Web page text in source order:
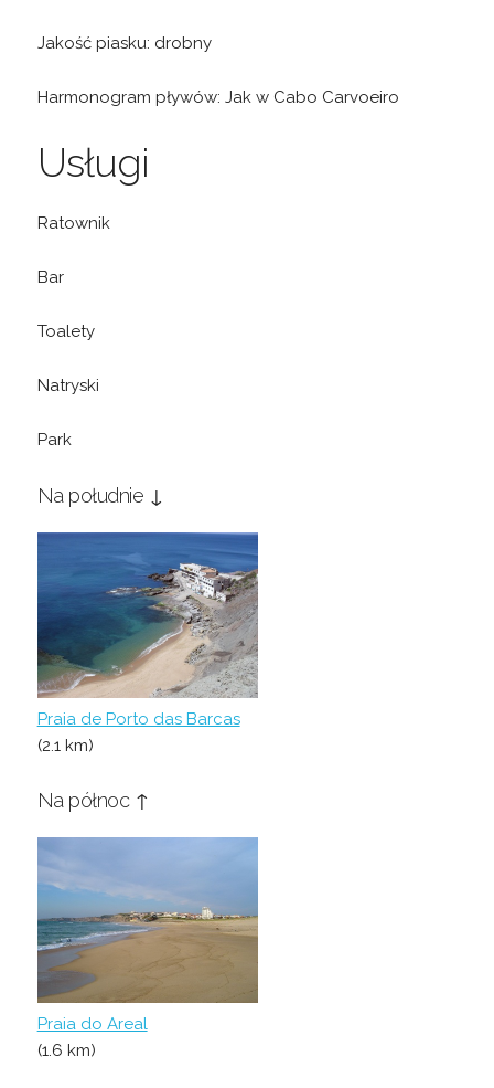
Jakość piasku: drobny
Harmonogram pływów: Jak w Cabo Carvoeiro
Usługi
Ratownik
Bar
Toalety
Natryski
Park
Na południe ↓
Praia de Porto das Barcas
(2.1 km)
Na północ ↑
Praia do Areal
(1.6 km)